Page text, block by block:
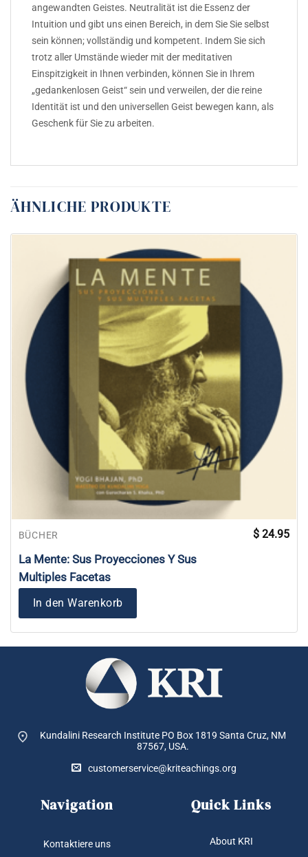
angewandten Geistes. Neutralität ist die Essenz der
Intuition und gibt uns einen Bereich, in dem Sie Sie selbst
sein können; vollständig und kompetent. Indem Sie sich
trotz aller Umstände wieder mit der meditativen
Einspitzigkeit in Ihnen verbinden, können Sie in Ihrem
„gedankenlosen Geist“ sein und verweilen, der die reine
Identität ist und den universellen Geist bewegen kann, als
Geschenk für Sie zu arbeiten.
ÄHNLICHE PRODUKTE
BÜCHER
La Mente: Sus Proyecciones Y Sus
Multiples Facetas
$ 24.95
In den Warenkorb
Kundalini Research Institute PO Box 1819 Santa Cruz, NM
87567, USA.
customerservice@kriteachings.org
Navigation
Kontaktiere uns
Quick Links
About KRI